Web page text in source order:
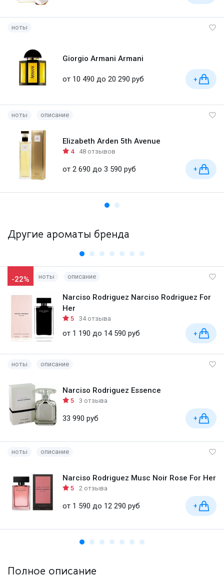
ноты
Giorgio Armani Armani
от 10 490 до 20 290 руб +
ноты описание
Elizabeth Arden 5th Avenue
4 48 отзывов
от 2 690 до 3 590 руб +
Другие ароматы бренда
-22% ноты описание
Narciso Rodriguez Narciso Rodriguez For
Her
5 34 отзыва
от 1 190 до 14 590 руб +
ноты описание
Narciso Rodriguez Essence
5 3 отзыва
33 990 руб +
ноты описание
Narciso Rodriguez Musc Noir Rose For Her
5 2 отзыва
от 1 590 до 12 290 руб +
Полное описание